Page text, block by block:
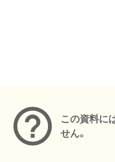
この資料に
せん。